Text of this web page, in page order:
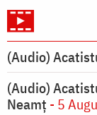
(Audio)
(Audio)
Neamț - 5